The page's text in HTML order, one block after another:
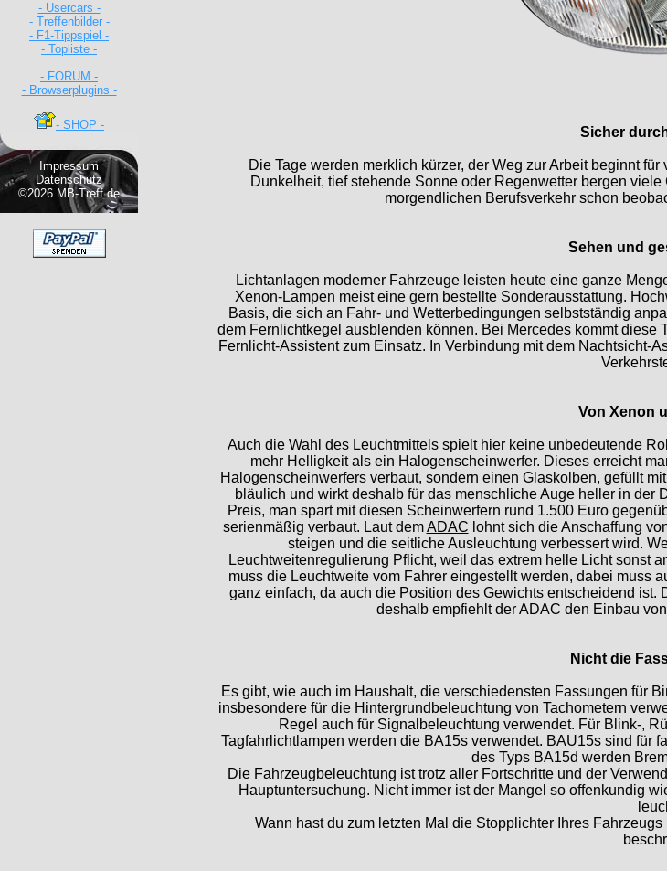
- Usercars -
- Treffenbilder -
- F1-Tippspiel -
- Topliste -
- FORUM -
- Browserplugins -
- SHOP -
Impressum
Datenschutz
©2026 MB-Treff.de
Sicher
Die Tage werden merklich kürzer, der Weg zur Arbeit beginnt
Dunkelheit, tief stehende Sonne oder Regenwetter bergen
morgendlichen Berufsverkehr schon
Sehen und
Lichtanlagen moderner Fahrzeuge leisten heute eine ganze
Xenon-Lampen meist eine gern bestellte Sonderausstattung.
Basis, die sich an Fahr- und Wetterbedingungen selbstständig
dem Fernlichtkegel ausblenden können. Bei Mercedes kommt diese
Fernlicht-Assistent zum Einsatz. In Verbindung mit dem Nachtsicht-
Von Xenon
Auch die Wahl des Leuchtmittels spielt hier keine unbedeutende
mehr Helligkeit als ein Halogenscheinwerfer. Dieses erreicht
Halogenscheinwerfers verbaut, sondern einen Glaskolben, gefüllt
bläulich und wirkt deshalb für das menschliche Auge heller in
Preis, man spart mit diesen Scheinwerfern rund 1.500 Euro
serienmäßig verbaut. Laut demADAC lohnt sich die Anschaffung
steigen und die seitliche Ausleuchtung verbessert wird.
Leuchtweitenregulierung Pflicht, weil das extrem helle Licht sonst
muss die Leuchtweite vom Fahrer eingestellt werden, dabei muss
ganz einfach, da auch die Position des Gewichts entscheidend
deshalb empfiehlt der ADAC den Einbau
Nicht die
Es gibt, wie auch im Haushalt, die verschiedensten Fassungen für
insbesondere für die Hintergrundbeleuchtung von Tachometern
Regel auch für Signalbeleuchtung verwendet. Für Blink-,
Tagfahrlichtlampen werden die BA15s verwendet. BAU15s sind für
des Typs BA15d werden
Die Fahrzeugbeleuchtung ist trotz aller Fortschritte und der
Hauptuntersuchung. Nicht immer ist der Mangel so offenkundig
Wann hast du zum letzten Mal die Stopplichter Ihres